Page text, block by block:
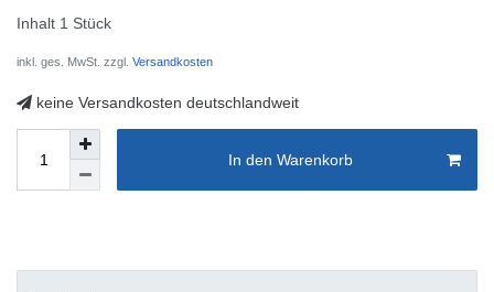
Inhalt 1 Stück
inkl. ges. MwSt. zzgl. Versandkosten
keine Versandkosten deutschlandweit
In den Warenkorb